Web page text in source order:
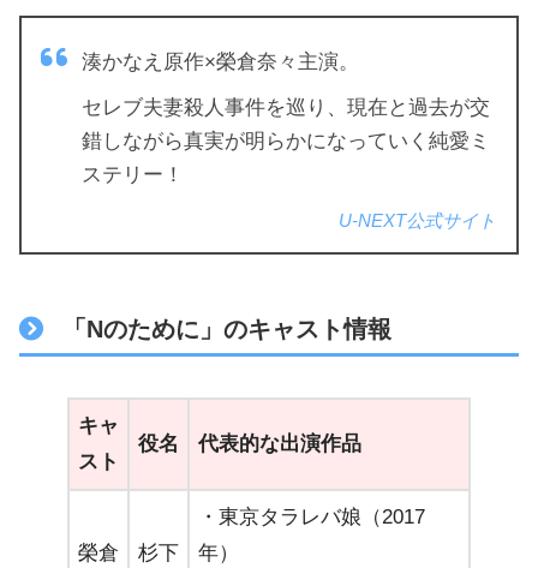
湊かなえ原作×榮倉奈々主演。
セレブ夫妻殺人事件を巡り、現在と過去が交
錯しながら真実が明らかになっていく純愛ミ
ステリー！
U-NEXT公式サイト
「Nのために」のキャスト情報
キャ
スト
役名 代表的な出演作品
榮倉
杉下
・東京タラレバ娘（2017
年）